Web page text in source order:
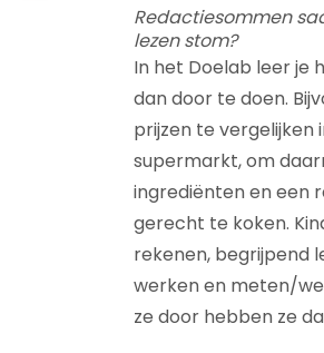
Redactiesommen
lezen stom?
In het Doelab leer je
dan door te doen.
prijzen te vergelijken
supermarkt, om
ingrediënten en een
gerecht te koken.
rekenen, begrijpend
werken en meten/
ze door hebben ze